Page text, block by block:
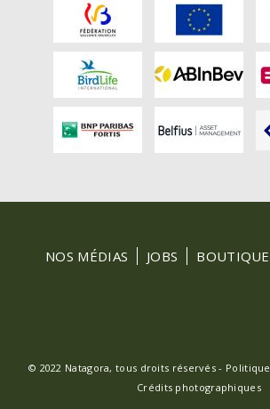
FOOTER
MENU
NOS MÉDIAS JOBS BOUTIQUE
© 2022 Natagora, tous droits réservés -
Crédits photographiques